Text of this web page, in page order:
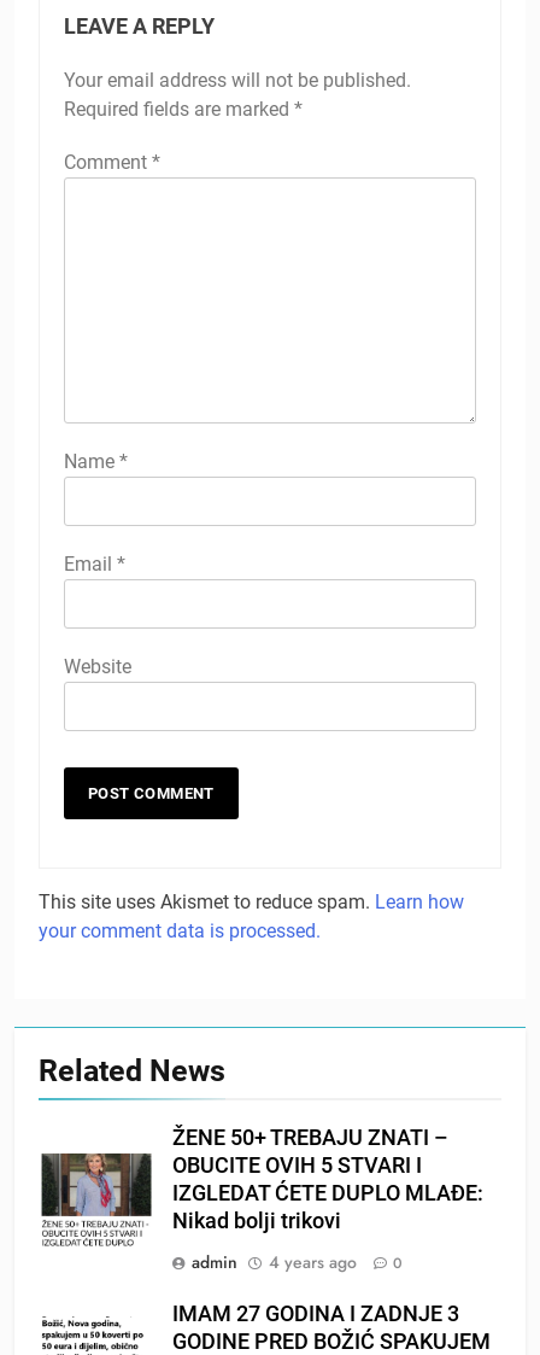
LEAVE A REPLY
Your email address will not be published.
Required fields are marked *
Comment *
Name *
Email *
Website
This site uses Akismet to reduce spam. Learn how
your comment data is processed.
Related News
ŽENE 50+ TREBAJU ZNATI –
OBUCITE OVIH 5 STVARI I
IZGLEDAT ĆETE DUPLO MLAĐE:
Nikad bolji trikovi
admin
4 years ago 0
IMAM 27 GODINA I ZADNJE 3
GODINE PRED BOŽIĆ SPAKUJEM